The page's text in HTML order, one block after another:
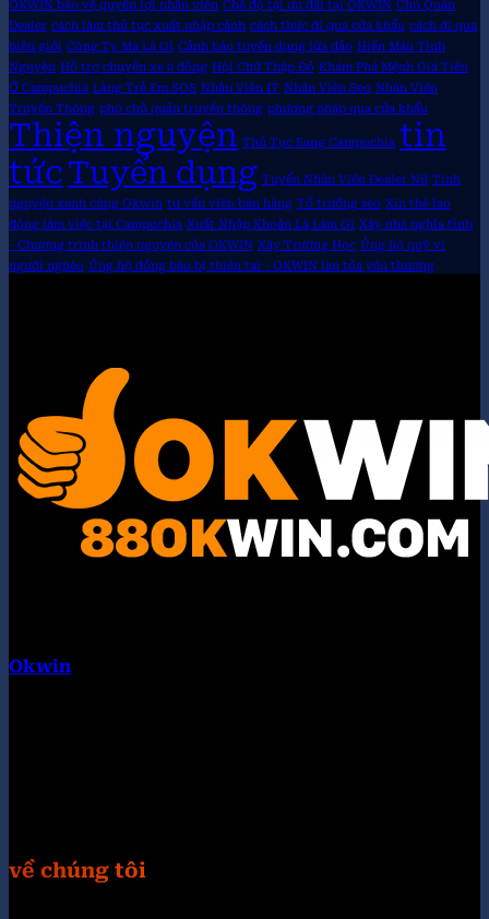
OKWIN bảo vệ quyền lợi nhân viên Chế độ tại ưu đãi tại OKWIN Chủ Quản
Dealer cách làm thủ tục xuất nhập cảnh cách thức đi qua cửa khẩu cách đi qua
biên giới Công Ty Ma Là Gì Cảnh báo tuyển dụng lừa đảo Hiến Máu Tình
Nguyện Hỗ trợ chuyến xe 0 đồng Hội Chữ Thập Đỏ Khám Phá Mệnh Giá Tiền
Ở Campuchia Làng Trẻ Em SOS Nhân Viên IT Nhân Viên Seo Nhân Viên
Truyền Thông phó chủ quản truyền thông phương pháp qua cửa khẩu
Thiện nguyện Thủ Tục Sang Campuchia tin
tứcTuyển dụng Tuyển Nhân Viên Dealer Nữ Tình
nguyện xanh cùng Okwin tư vấn viên bán hàng Tổ trưởng seo Xin thẻ lao
động làm việc tại Campuchia Xuất Nhập Khoản Là Làm Gì Xây nhà nghĩa tình
- Chương trình thiện nguyện của OKWIN Xây Trường Học Ủng hộ quỹ vì
người nghèo Ủng hộ đồng bào bị thiên tai - OKWIN lan tỏa yêu thương
Okwin
về chúng tôi